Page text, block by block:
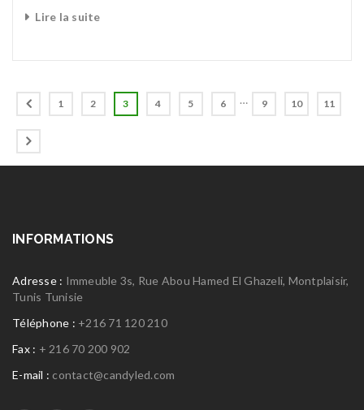
Lire la suite
1 2 3 4 5 6 … 9 10 11
INFORMATIONS
Adresse : Immeuble 3s, Rue Abou Hamed El Ghazeli, Montplaisir,
Tunis Tunisie
Téléphone : +216 71 120 210
Fax : + 216 70 200 902
E-mail : contact@candyled.com